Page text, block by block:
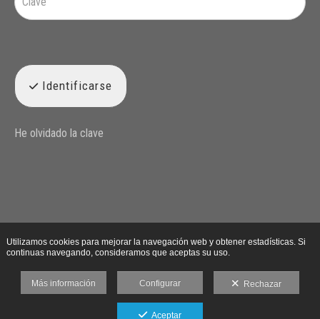
Identificarse
He olvidado la clave
Utilizamos cookies para mejorar la navegación web y obtener estadísticas. Si
continuas navegando, consideramos que aceptas su uso.
Más información Configurar Rechazar
Aceptar